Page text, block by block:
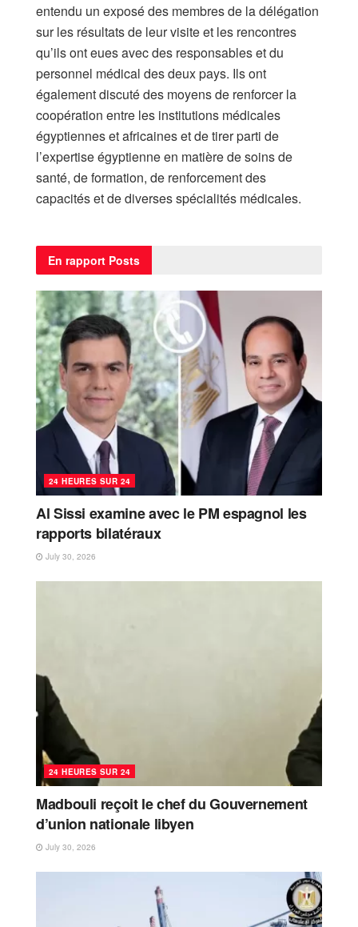
entendu un exposé des membres de la délégation
sur les résultats de leur visite et les rencontres
qu’ils ont eues avec des responsables et du
personnel médical des deux pays. Ils ont
également discuté des moyens de renforcer la
coopération entre les institutions médicales
égyptiennes et africaines et de tirer parti de
l’expertise égyptienne en matière de soins de
santé, de formation, de renforcement des
capacités et de diverses spécialités médicales.
En rapport Posts
24 HEURES SUR 24
Al Sissi examine avec le PM espagnol les
rapports bilatéraux
July 30, 2026
24 HEURES SUR 24
Madbouli reçoit le chef du Gouvernement
d’union nationale libyen
July 30, 2026